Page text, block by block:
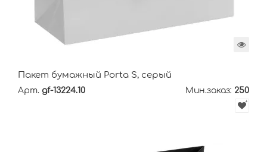
Пакет бумажный Porta S, серый
Арт. gf-13224.10 Мин.заказ: 250